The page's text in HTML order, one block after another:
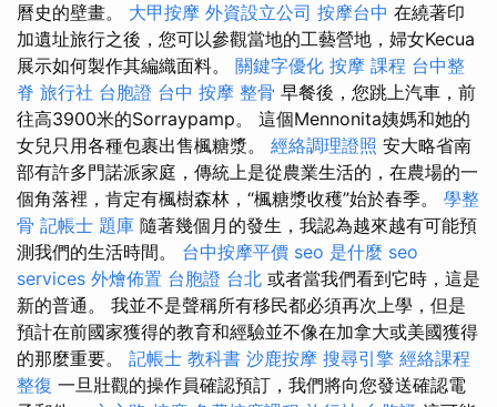
曆史的壁畫。 大甲按摩 外資設立公司 按摩台中 在繞著印
加遺址旅行之後，您可以參觀當地的工藝營地，婦女Kecua
展示如何製作其編織面料。 關鍵字優化 按摩 課程 台中整
脊 旅行社 台胞證 台中 按摩 整骨 早餐後，您跳上汽車，前
往高3900米的Sorraypamp。 這個Mennonita姨媽和她的
女兒只用各種包裹出售楓糖漿。 經絡調理證照 安大略省南
部有許多門諾派家庭，傳統上是從農業生活的，在農場的一
個角落裡，肯定有楓樹森林，“楓糖漿收穫”始於春季。 學整
骨 記帳士 題庫 隨著幾個月的發生，我認為越來越有可能預
測我們的生活時間。 台中按摩平價 seo 是什麼 seo
services 外燴佈置 台胞證 台北 或者當我們看到它時，這是
新的普通。 我並不是聲稱所有移民都必須再次上學，但是
預計在前國家獲得的教育和經驗並不像在加拿大或美國獲得
的那麼重要。 記帳士 教科書 沙鹿按摩 搜尋引擎 經絡課程
整復 一旦壯觀的操作員確認預訂，我們將向您發送確認電